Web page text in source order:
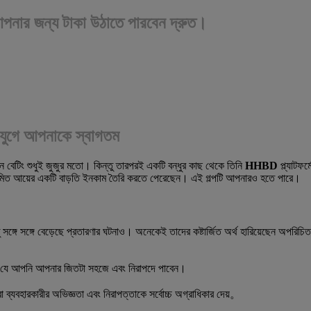
জন্য টাকা উঠাতে পারবেন দ্রুত।
আপনাকে স্বাগতম
বেটিং শুধুই জুজুর মতো। কিন্তু তারপরই একটি বন্ধুর কাছ থেকে তিনি HHBD
আয়ের একটি বাড়তি ইনকাম তৈরি করতে পেরেছেন। এই গল্পটি আপনারও হতে পারে।
সঙ্গে বেড়েছে প্রতারণার ঘটনাও। অনেকেই তাদের কষ্টার্জিত অর্থ হারিয়েছেন
আপনি আপনার জিতটা সহজে এবং নিরাপদে পাবেন।
অভিজ্ঞতা এবং নিরাপত্তাকে সর্বোচ্চ অগ্রাধিকার দেয়。